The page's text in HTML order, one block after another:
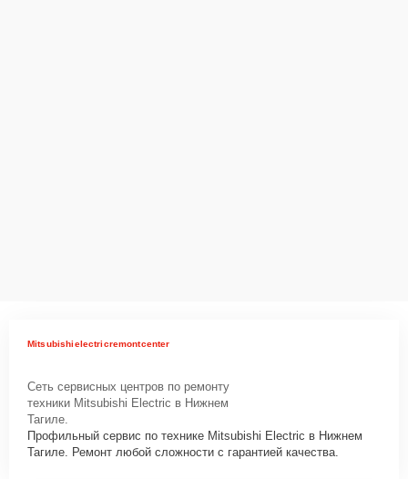
Mitsubishielectricremontcenter
Сеть сервисных центров по ремонту
техники Mitsubishi Electric в Нижнем
Тагиле.
Профильный сервис по технике Mitsubishi Electric в Нижнем
Тагиле. Ремонт любой сложности с гарантией качества.